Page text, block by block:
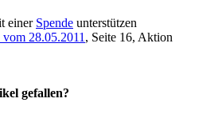
einer Spende unterstützen
vom 28.05.2011 , Seite 16, Aktion
gefallen?